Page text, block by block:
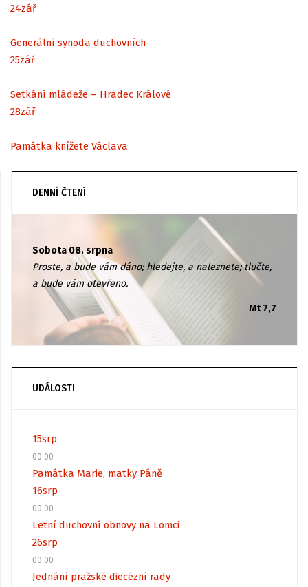
24zář
Generální synoda duchovních
25zář
Setkání mládeže – Hradec Králové
28zář
Památka knížete Václava
DENNÍ ČTENÍ
Sobota 08. srpna
Proste, a bude vám dáno; hledejte, a naleznete; tlučte,
a bude vám otevřeno.
Mt 7,7
UDÁLOSTI
15srp
00:00
Památka Marie, matky Páně
16srp
00:00
Letní duchovní obnovy na Lomci
26srp
00:00
Jednání pražské diecézní rady